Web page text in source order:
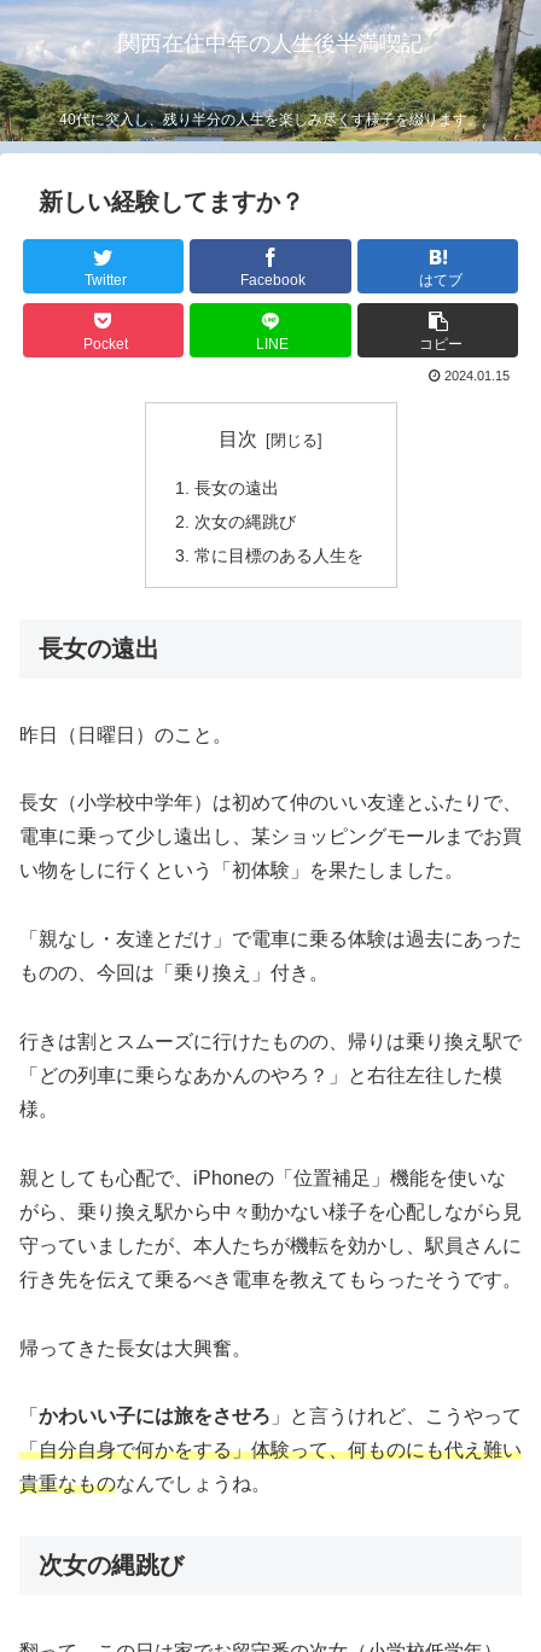
関西在住中年の人生後半満喫記
40代に突入し、残り半分の人生を楽しみ尽くす様子を綴ります。
新しい経験してますか？
Twitter Facebook はてブ
Pocket LINE コピー
2024.01.15
目次
長女の遠出
次女の縄跳び
常に目標のある人生を
長女の遠出
昨日（日曜日）のこと。
長女（小学校中学年）は初めて仲のいい友達とふたりで、
電車に乗って少し遠出し、某ショッピングモールまでお買
い物をしに行くという「初体験」を果たしました。
「親なし・友達とだけ」で電車に乗る体験は過去にあった
ものの、今回は「乗り換え」付き。
行きは割とスムーズに行けたものの、帰りは乗り換え駅で
「どの列車に乗らなあかんのやろ？」と右往左往した模
様。
親としても心配で、iPhoneの「位置補足」機能を使いな
がら、乗り換え駅から中々動かない様子を心配しながら見
守っていましたが、本人たちが機転を効かし、駅員さんに
行き先を伝えて乗るべき電車を教えてもらったそうです。
帰ってきた長女は大興奮。
「 かわいい子には旅をさせろ 」と言うけれど、こうやって
「自分自身で何かをする」体験って、何ものにも代え難い
貴重なものなんでしょうね。
次女の縄跳び